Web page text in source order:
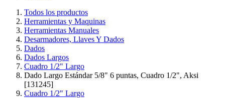
Todos los productos
Herramientas y Maquinas
Herramientas Manuales
Desarmadores, Llaves Y Dados
Dados
Dados Largos
Cuadro 1/2" Largo
Dado Largo Estándar 5/8" 6 puntas, Cuadro 1/2", Aksi
[131245]
Cuadro 1/2" Largo